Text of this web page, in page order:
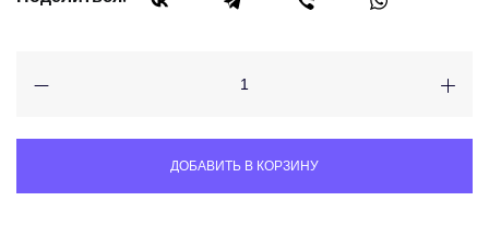
ДОБАВИТЬ В КОРЗИНУ